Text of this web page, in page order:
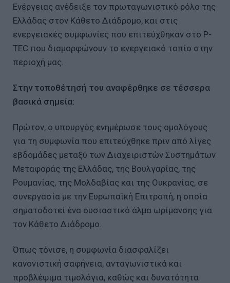
Ενέργειας ανέδειξε τον πρωταγωνιστικό ρόλο της
Ελλάδας στον Κάθετο Διάδρομο, και στις
ενεργειακές συμφωνίες που επιτεύχθηκαν στο P-
TEC που διαμορφώνουν το ενεργειακό τοπίο στην
περιοχή μας.
Στην τοποθέτησή του αναφέρθηκε σε τέσσερα
βασικά σημεία:
Πρώτον, ο υπουργός ενημέρωσε τους ομολόγους
για τη συμφωνία που επιτεύχθηκε πριν από λίγες
εβδομάδες μεταξύ των Διαχειριστών Συστημάτων
Μεταφοράς της Ελλάδας, της Βουλγαρίας, της
Ρουμανίας, της Μολδαβίας και της Ουκρανίας, σε
συνεργασία με την Ευρωπαϊκή Επιτροπή, η οποία
σηματοδοτεί ένα ουσιαστικό άλμα ωρίμανσης για
τον Κάθετο Διάδρομο.
Όπως τόνισε, η συμφωνία διασφαλίζει
κανονιστική σαφήνεια, ανταγωνιστικά και
προβλέψιμα τιμολόγια, καθώς και δυνατότητα